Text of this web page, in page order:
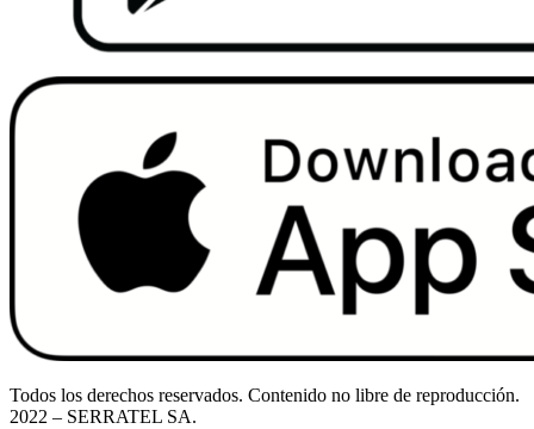
Todos los derechos reservados. Contenido no libre de reproducción.
2022 – SERRATEL SA.